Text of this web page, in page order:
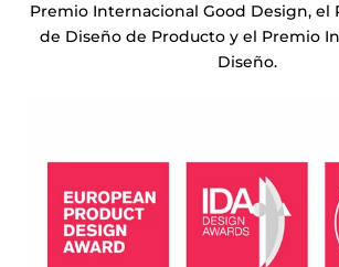
Premio Internacional Good Design, el
de Diseño de Producto y el Premio
Diseño.